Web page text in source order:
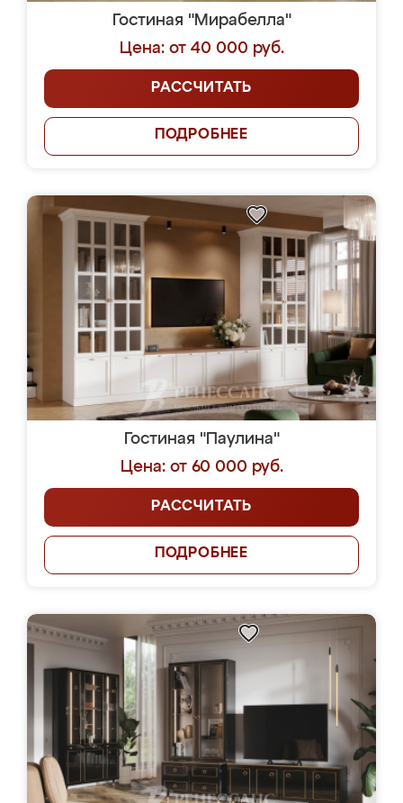
Гостиная "Мирабелла"
Цена: от 40 000 руб.
РАССЧИТАТЬ
ПОДРОБНЕЕ
Гостиная "Паулина"
Цена: от 60 000 руб.
РАССЧИТАТЬ
ПОДРОБНЕЕ